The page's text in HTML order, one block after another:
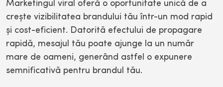
Marketingul viral oferă o oportunitate unică de a
crește vizibilitatea brandului tău într-un mod rapid
și cost-eficient. Datorită efectului de propagare
rapidă, mesajul tău poate ajunge la un număr
mare de oameni, generând astfel o expunere
semnificativă pentru brandul tău.